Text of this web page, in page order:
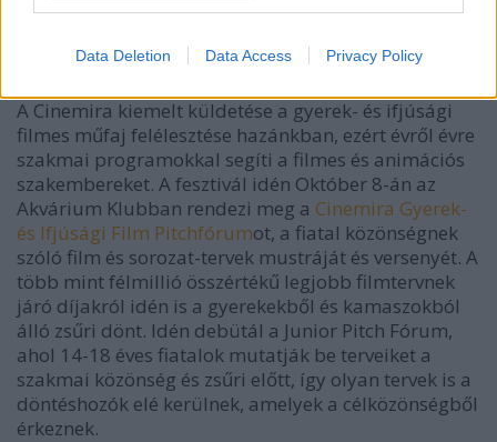
Data Deletion Data Access Privacy Policy
Legyen újra magyar gyerekfilm!
A Cinemira kiemelt küldetése a gyerek- és ifjúsági
filmes műfaj felélesztése hazánkban, ezért évről évre
szakmai programokkal segíti a filmes és animációs
szakembereket. A fesztivál idén Október 8-án az
Akvárium Klubban rendezi meg a Cinemira Gyerek-
és Ifjúsági Film Pitchfórumot, a fiatal közönségnek
szóló film és sorozat-tervek mustráját és versenyét. A
több mint félmillió összértékű legjobb filmtervnek
járó díjakról idén is a gyerekekből és kamaszokból
álló zsűri dönt. Idén debütál a Junior Pitch Fórum,
ahol 14-18 éves fiatalok mutatják be terveiket a
szakmai közönség és zsűri előtt, így olyan tervek is a
döntéshozók elé kerülnek, amelyek a célközönségből
érkeznek.